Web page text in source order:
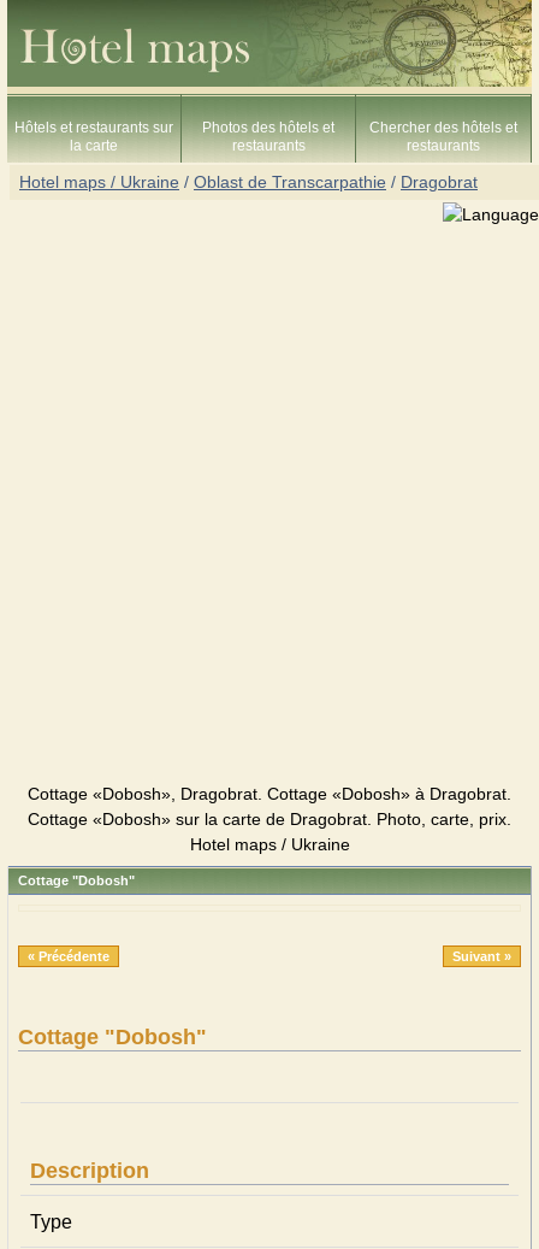
Hôtels et restaurants sur
la carte
Photos des hôtels et
restaurants
Chercher des hôtels et
restaurants
Hotel maps / Ukraine / Oblast de Transcarpathie / Dragobrat
Cottage «Dobosh», Dragobrat. Cottage «Dobosh» à Dragobrat.
Cottage «Dobosh» sur la carte de Dragobrat. Photo, carte, prix.
Hotel maps / Ukraine
Cottage "Dobosh"
« Précédente Suivant »
Cottage "Dobosh"
Description
Type